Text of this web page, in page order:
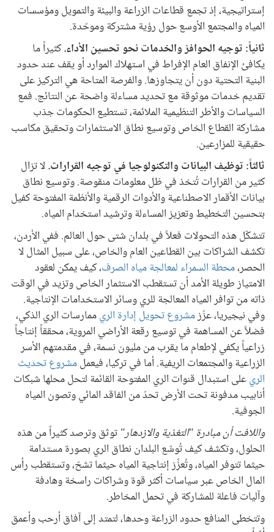
إستراتيجية، إذ تجمع قطاعات الزراعة والبيئة والتمويل ومؤسسات
المياه والمجتمع الأوسع حول رؤية مشتركة وموحّدة.
ثانياً: توجيه الحوافز والخدمات نحو تحسين الأداء.كثيراً ما
يكافئ الإنفاق العام الإفراط في استهلاك الموارد أو يقف عند حدود
البنية التحتية دون أن يتجاوزها. والفرصة المتاحة هي التركيز على
تقديم خدمات موثوقة مع تحديد مساءلة واضحة عن النتائج. فمع
السياسات والأطر التنظيمية الملائمة، تستطيع الحكومات جذب
مشاركة القطاع الخاص وتوسيع نطاق الاستثمارات وتحقيق مكاسب
حقيقية للمزارعين.
ثالثاً: توظيف البيانات والتكنولوجيا في توجيه القرارات.لا تزال
كثير من القرارات تُتخذ في ظل معلومات منقوصة. وتوسيع نطاق
بيانات الأقمار الاصطناعية والأدوات الرقمية والأنظمة المفتوحة كفيل
بتحسين التخطيط وتعزيز المساءلة وترشيد استخدام المياه.
تتشكّل هذه التحولات فعلاً في بلدان شتى حول العالم. ففي الأردن،
تكشف الشراكات بين القطاعين العام والخاص، على سبيل المثال لا
الحصر،محطة السمراء لمعالجة مياه الصرف، كيف يمكن لعقود
الامتياز طويلة الأمد أن تستقطب الاستثمار الخاص وتزيد في الوقت
ذاته من توافر المياه المعالجة للري وسائر الاستخدامات الإنتاجية.
وفي نيجيريا، عزّزمشروع تحويل إدارة الريممارسات الري الذكي،
فضلاً عن المساهمة في توسيع رقعة الأراضي المروية، محققاً إنتاجاً
زراعياً يكفي لإطعام ما يقرب من مليون نسمة، في مقدمتهم الأسر
الزراعية والمجتمعات الريفية. أما في تركيا، فيعملمشروع تحديث
الريعلى استبدال قنوات الري المفتوحة القائمة لتحل محلها شبكات
أنابيب مدفونة تحت الأرض تحدّ من الفاقد المائي وتصون المياه
الجوفية.
واللافت أن مبادرة "التغذية والازدهار" توثق وترصد كثيراً من هذه
الحلول، وتكشف كيف تُوسِّع البلدان نطاق الري بصورة مستدامة
حيثما تتوفر المياه، وتُعزِّز إنتاجية المياه حيثما تشحّ، وتستقطب رأس
المال الخاص عبر سياسات أكثر قوة وشراكات راسخة وهادفة
وآليات فاعلة للمشاركة في تحمل المخاطر.
وتتخطى المنافع حدود الزراعة وحدها، لتمتد إلى آفاق أرحب وأعمق